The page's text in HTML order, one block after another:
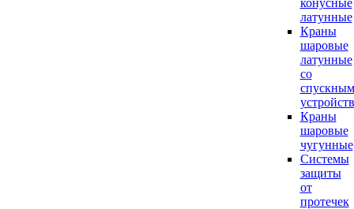
конусные
латунные
Краны
шаровые
латунные
со
спускным
Краны
шаровые
чугунные
Системы
защиты
от
протечек